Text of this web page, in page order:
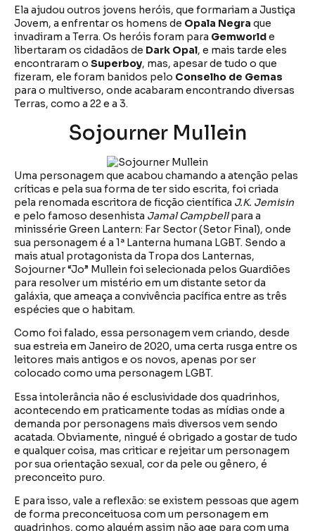
Ela ajudou outros jovens heróis, que formariam a Justiça
Jovem, a enfrentar os homens de Opala Negra que
invadiram a Terra. Os heróis foram para Gemworlde
libertaram os cidadãos de Dark Opal, e mais tarde eles
encontraram o Superboy, mas, apesar de tudo o que
fizeram, ele foram banidos pelo Conselho de Gemas
para o multiverso, onde acabaram encontrando diversas
Terras, como a 22 e a 3.
Sojourner Mullein
Uma personagem que acabou chamando a atenção pelas
críticas e pela sua forma de ter sido escrita, foi criada
pela renomada escritora de ficção científica J.K. Jemisin
e pelo famoso desenhista Jamal Campbellpara a
minissérie Green Lantern: Far Sector (Setor Final), onde
sua personagem é a 1ª Lanterna humana LGBT. Sendo a
mais atual protagonista da Tropa dos Lanternas,
Sojourner “Jo” Mullein foi selecionada pelos Guardiões
para resolver um mistério em um distante setor da
galáxia, que ameaça a convivência pacífica entre as três
espécies que o habitam.
Como foi falado, essa personagem vem criando, desde
sua estreia em Janeiro de 2020, uma certa rusga entre os
leitores mais antigos e os novos, apenas por ser
colocado como uma personagem LGBT.
Essa intolerância não é esclusividade dos quadrinhos,
acontecendo em praticamente todas as mídias onde a
demanda por personagens mais diversos vem sendo
acatada. Obviamente, ningué é obrigado a gostar de tudo
e qualquer coisa, mas criticar e rejeitar um personagem
por sua orientação sexual, cor da pele ou gênero, é
preconceito puro.
E para isso, vale a reflexão: se existem pessoas que agem
de forma preconceituosa com um personagem em
quadrinhos, como alguém assim não age para com uma